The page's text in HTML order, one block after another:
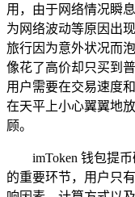
用，由于网络情况瞬
为网络波动等原因出
旅行因为意外状况而
像花了高价却只买到
用户需要在交易速度
在天平上小心翼翼地
顾。
imToken 钱包提
的重要环节，用户只